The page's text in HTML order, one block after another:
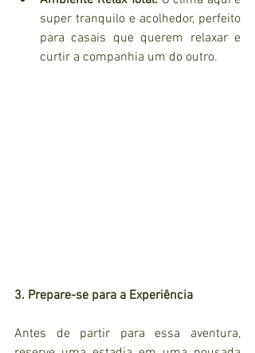
super tranquilo e acolhedor, perfeito
para casais que querem relaxar e
curtir a companhia um do outro.
3. Prepare-se para a Experiência
Antes de partir para essa aventura,